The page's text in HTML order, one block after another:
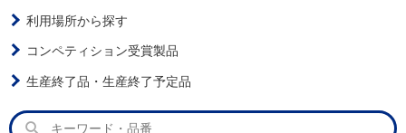
利用場所から探す
コンペティション受賞製品
生産終了品・生産終了予定品